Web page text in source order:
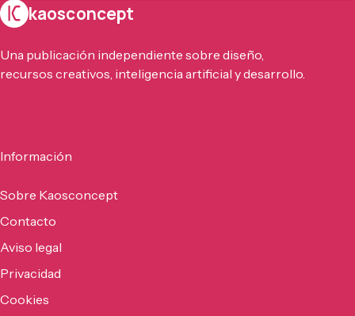
kaosconcept
Una publicación independiente sobre diseño,
recursos creativos, inteligencia artificial y desarrollo.
Información
Sobre Kaosconcept
Contacto
Aviso legal
Privacidad
Cookies